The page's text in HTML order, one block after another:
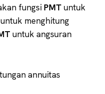
fungsi PMT untuk
untuk menghitung
untuk angsuran
annuitas